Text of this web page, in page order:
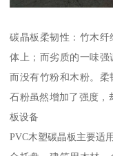
碳晶板柔韧性：竹木
体上；而劣质的一味强
而没有竹粉和木粉。柔
石粉虽然增加了强度，
板设备
PVC木塑碳晶板主要适